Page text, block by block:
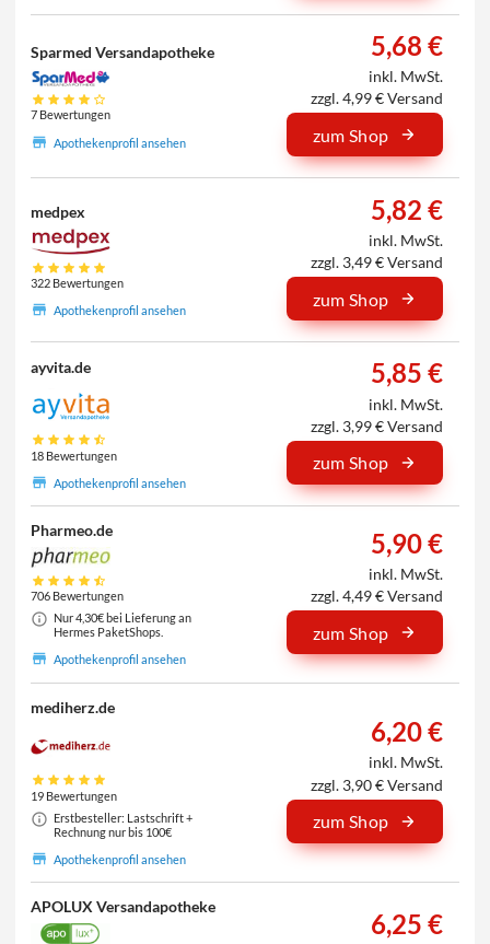
Sparmed Versandapotheke
7 Bewertungen
Apothekenprofil ansehen
5,68 €
inkl. MwSt.
zzgl. 4,99 € Versand
zum Shop
medpex
322 Bewertungen
Apothekenprofil ansehen
5,82 €
inkl. MwSt.
zzgl. 3,49 € Versand
zum Shop
ayvita.de
18 Bewertungen
Apothekenprofil ansehen
5,85 €
inkl. MwSt.
zzgl. 3,99 € Versand
zum Shop
Pharmeo.de
706 Bewertungen
Nur 4,30€ bei Lieferung an
Hermes PaketShops.
Apothekenprofil ansehen
5,90 €
inkl. MwSt.
zzgl. 4,49 € Versand
zum Shop
mediherz.de
19 Bewertungen
Erstbesteller: Lastschrift +
Rechnung nur bis 100€
Apothekenprofil ansehen
6,20 €
inkl. MwSt.
zzgl. 3,90 € Versand
zum Shop
APOLUX Versandapotheke
6,25 €